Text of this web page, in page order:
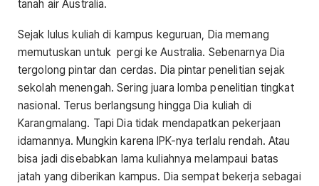
tanah air Australia.
Sejak lulus kuliah di kampus keguruan, Dia memang
memutuskan untuk pergi ke Australia. Sebenarnya Dia
tergolong pintar dan cerdas. Dia pintar penelitian sejak
sekolah menengah. Sering juara lomba penelitian tingkat
nasional. Terus berlangsung hingga Dia kuliah di
Karangmalang. Tapi Dia tidak mendapatkan pekerjaan
idamannya. Mungkin karena IPK-nya terlalu rendah. Atau
bisa jadi disebabkan lama kuliahnya melampaui batas
jatah yang diberikan kampus. Dia sempat bekerja sebagai